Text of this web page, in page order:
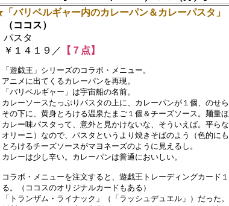
バリベルギャー内のカレーパン＆カレーパスタ」
ココス）
スタ
１４１９／
【７点】
遊戯王」シリーズのコラボ・メニュー。
ニメに出てくるカレーパンを再現。
バリベルギャー」は宇宙船の名前。
レーソースたっぷりパスタの上に、カレーパンが１個、のせ
の下に、黄身とろける温泉たまご１個＆チーズソース。麺量ほ
レー味パスタって、意外と見かけないな、そういえば。平らな
リーニ）なので、パスタというより焼きそばのよう（色的にも
ろけるチーズソースがマヨネーズのように見えるし。
レーは少し辛い。カレーパンは普通においしい。
ラボ・メニューを注文すると、遊戯王トレーディングカード１
。（ココスのオリジナルカードもある）
トランザム・ライナック」（「ラッシュデュエル」）だった。